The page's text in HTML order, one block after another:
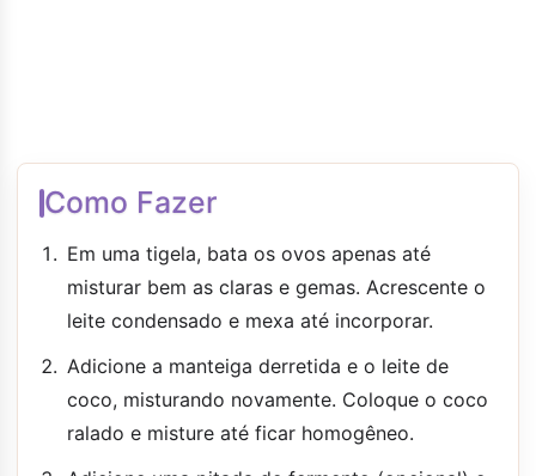
Como Fazer
Em uma tigela, bata os ovos apenas até
misturar bem as claras e gemas. Acrescente o
leite condensado e mexa até incorporar.
Adicione a manteiga derretida e o leite de
coco, misturando novamente. Coloque o coco
ralado e misture até ficar homogêneo.